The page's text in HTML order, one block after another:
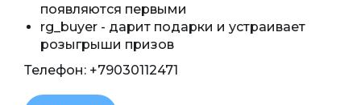
появляются первыми
rg_buyer - дарит подарки и устраивает
розыгрыши призов
Телефон: +79030112471